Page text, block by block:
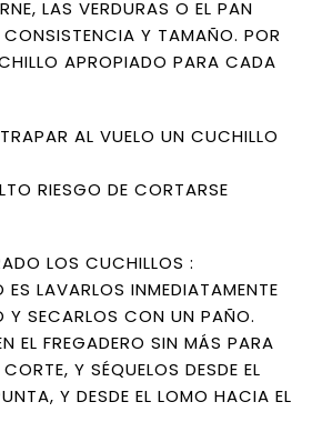
LAS VERDURAS O EL PAN
CONSISTENCIA Y TAMAÑO. POR
APROPIADO PARA CADA
AL VUELO UN CUCHILLO
RIESGO DE CORTARSE
LOS CUCHILLOS :
LAVARLOS INMEDIATAMENTE
Y SECARLOS CON UN PAÑO.
EL FREGADERO SIN MÁS PARA
Y SÉQUELOS DESDE EL
Y DESDE EL LOMO HACIA EL